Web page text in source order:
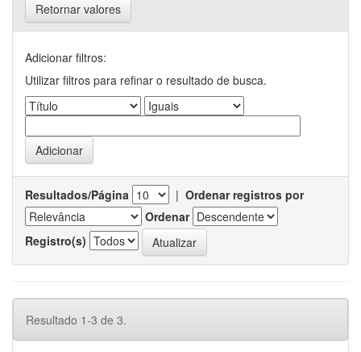
Retornar valores
Adicionar filtros:
Utilizar filtros para refinar o resultado de busca.
Resultados/Página | Ordenar registros por
Ordenar
Registro(s)
Resultado 1-3 de 3.